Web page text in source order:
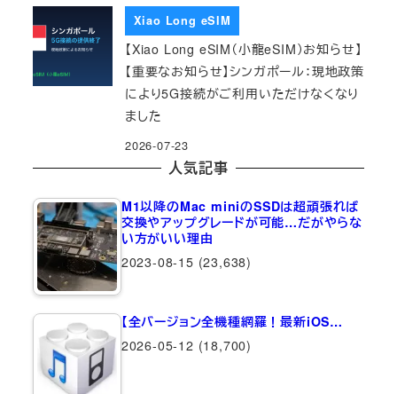
Xiao Long eSIM
【Xiao Long eSIM（小龍eSIM）お知らせ】
【重要なお知らせ】シンガポール：現地政策
により5G接続がご利用いただけなくなり
ました
2026-07-23
人気記事
M1以降のMac miniのSSDは超頑張れば
交換やアップグレードが可能…だがやらな
い方がいい理由
2023-08-15 (23,638)
【全バージョン全機種網羅！最新iOS…
2026-05-12 (18,700)